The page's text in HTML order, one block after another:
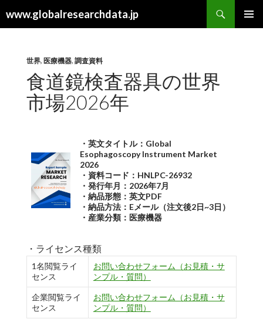
www.globalresearchdata.jp
索
世界, 医療機器, 調査資料
食道鏡検査器具の世界
市場2026年
・英文タイトル：Global
Esophagoscopy Instrument Market
2026
・資料コード：HNLPC-26932
・発行年月：2026年7月
・納品形態：英文PDF
・納品方法：Eメール（注文後2日~3日）
・産業分類：医療機器
・ライセンス種類
1名閲覧ライ
センス
お問い合わせフォーム（お見積・サ
ンプル・質問）
企業閲覧ライ
センス
お問い合わせフォーム（お見積・サ
ンプル・質問）